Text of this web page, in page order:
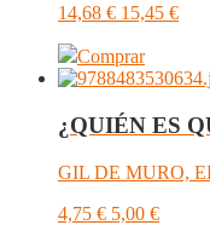
14,68 € 15,45 €
Comprar
¿QUIÉN ES
GIL DE MURO,
4,75 € 5,00 €